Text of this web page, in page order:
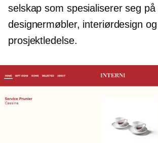
selskap som spesialiserer seg på
designermøbler, interiørdesign og
prosjektledelse.